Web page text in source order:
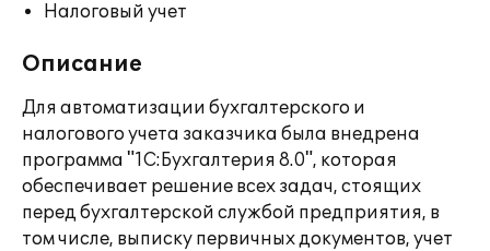
Налоговый учет
Описание
Для автоматизации бухгалтерского и
налогового учета заказчика была внедрена
программа "1C:Бухгалтерия 8.0", которая
обеспечивает решение всех задач, стоящих
перед бухгалтерской службой предприятия, в
том числе, выписку первичных документов, учет